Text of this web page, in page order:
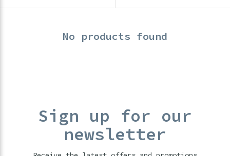
No products found
Sign up for our
newsletter